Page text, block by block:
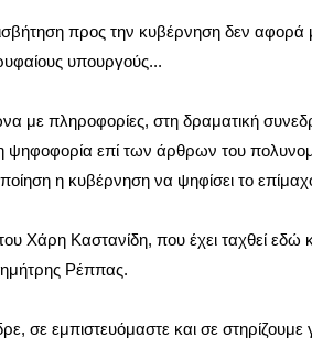
προς την κυβέρνηση δεν αφορά
υπουργούς...
με πληροφορίες, στη δραματική
ψηφοφορία επί των άρθρων του
η κυβέρνηση να ψηφίσει το
Χάρη Καστανίδη, που έχει ταχθεί εδώ
Ρέππας.
σε εμπιστευόμαστε και σε